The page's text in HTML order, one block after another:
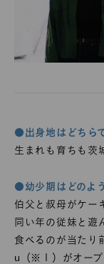
●出身地はどちら
生まれも育ちも茨
●幼少期はどのよ
伯父と叔母がケー
同い年の従妹と遊
食べるのが当たり
u（※１）がオープ